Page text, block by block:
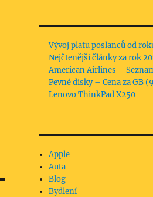
Vývoj platu poslanců od
Nejčtenější články za rok
American Airlines –
Pevné disky – Cena za GB
Lenovo ThinkPad X250
Apple
Auta
Blog
Bydlení